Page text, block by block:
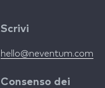
Scrivi
hello@neventum.com
Consenso dei